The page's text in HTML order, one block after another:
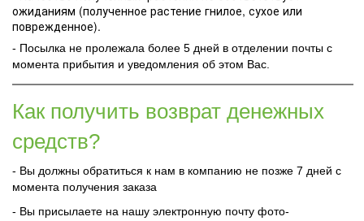
ожиданиям (полученное растение гнилое, сухое или
поврежденное).
- Посылка не пролежала более 5 дней в отделении почты с
момента прибытия и уведомления об этом Вас.
Как получить возврат денежных
средств?
- Вы должны обратиться к нам в компанию не позже 7 дней с
момента получения заказа
- Вы присылаете на нашу электронную почту фото-